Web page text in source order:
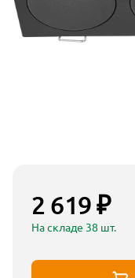
2 619 ₽
На складе 38 шт.